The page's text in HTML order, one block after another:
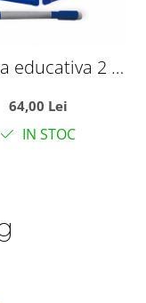
educativa 2 in
de scris
64,00 Lei
IN STOC